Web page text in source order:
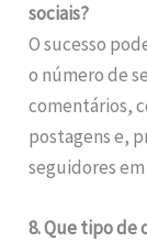
sociais?
O sucesso
o número de
comentários,
postagens e,
seguidores
8. Que tipo de